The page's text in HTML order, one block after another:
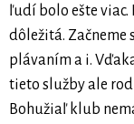
ľudí bolo ešte viac.
dôležitá. Začneme
plávaním a i.
tieto služby ale
Bohužiaľ klub